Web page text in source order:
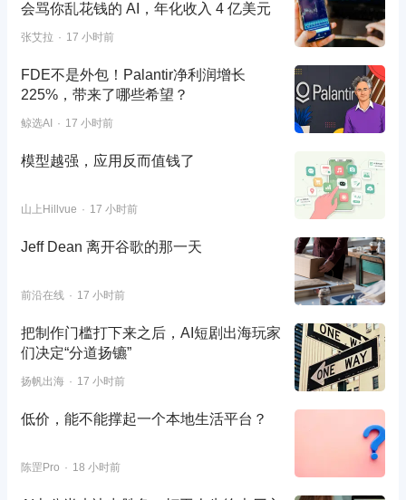
会骂你乱花钱的 AI，年化收入 4 亿美元
张艾拉 17 小时前
FDE不是外包！Palantir净利润增长
225%，带来了哪些希望？
鲸选AI 17 小时前
模型越强，应用反而值钱了
山上Hillvue 17 小时前
Jeff Dean 离开谷歌的那一天
前沿在线 17 小时前
把制作门槛打下来之后，AI短剧出海玩家
们决定“分道扬镳”
扬帆出海 17 小时前
低价，能不能撑起一个本地生活平台？
陈罡Pro 18 小时前